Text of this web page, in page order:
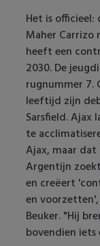
FC Utrecht
Feyenoord
Heracles
NAC Breda
PEC Zwolle
PSV
Roda JC
Champions
Europa
Conference
Het is
Maher Carrizo
heeft een
2030. De
rugnummer 7.
leeftijd zijn
Sarsfield.
te
Ajax, maar dat
Argentijn
en creëert
en
Beuker. "Hij
bovendien iets